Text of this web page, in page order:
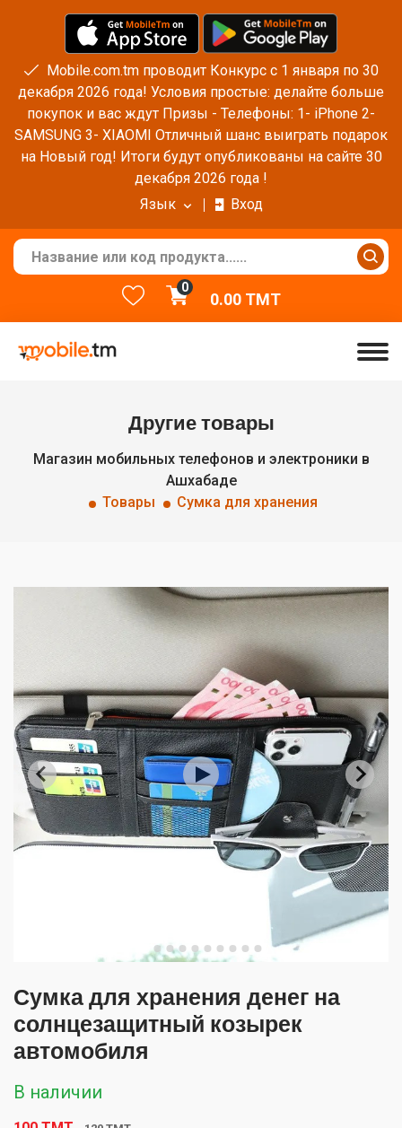
Mobile.com.tm проводит Конкурс с 1 января по 30
декабря 2026 года! Условия простые: делайте больше
покупок и вас ждут Призы - Телефоны: 1- iPhone 2-
SAMSUNG 3- XIAOMI Отличный шанс выиграть подарок
на Новый год! Итоги будут опубликованы на сайте 30
декабря 2026 года !
Язык
Вход
0
0.00TMT
Другие товары
Магазин мобильных телефонов и электроники в
Ашхабаде
Товары
Сумка для хранения
Сумка для хранения денег на
солнцезащитный козырек
автомобиля
В наличии